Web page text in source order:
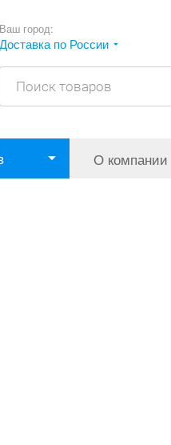
Ваш город:
Доставка по России
О компании